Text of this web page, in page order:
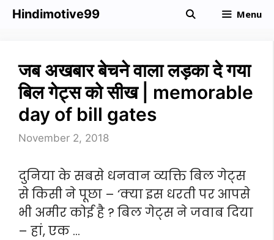
SkipHindimotive99 Menu
जब अखबार बेचने वाला लड़का दे गया
बिल गेट्स को सीख | memorable
day of bill gates
November 2, 2018
दुनिया के सबसे धनवान व्यक्ति बिल गेट्स
से किसी ने पूछा – ‘क्या इस धरती पर आपसे
भी अमीर कोई है ? बिल गेट्स ने जवाब दिया
– हां, एक …